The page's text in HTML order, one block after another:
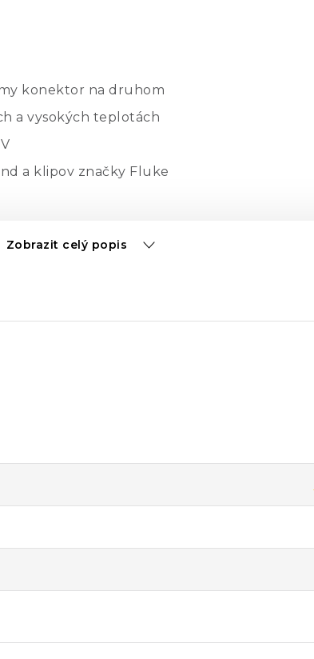
konektor na druhom
a vysokých teplotách
a klipov značky Fluke
Zobrazit celý popis